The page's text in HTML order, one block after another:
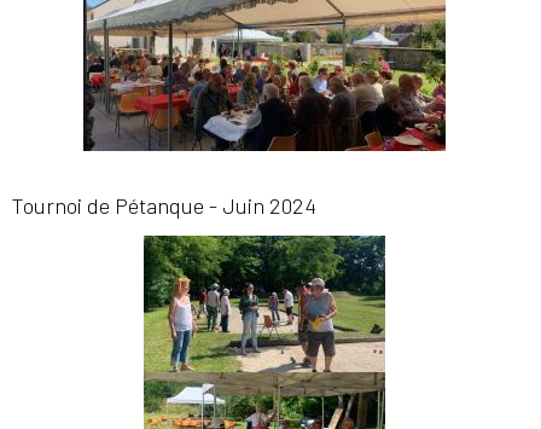
Tournoi de Pétanque - Juin 2024